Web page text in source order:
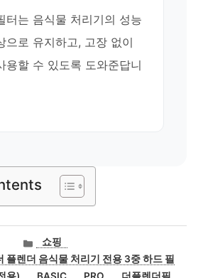
터는 음식물 처리기의 성능
으로 유지하고, 고장 없이
용할 수 있도록 도와준답니
카
테
고
쇼핑
플렌더 음식물 처리기 전용 3중 하드 필
용)
, BASIC , PRO ,
더플렌더필